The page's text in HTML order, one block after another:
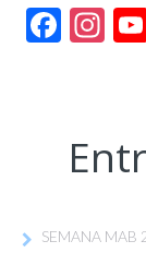
SEMANA MAB